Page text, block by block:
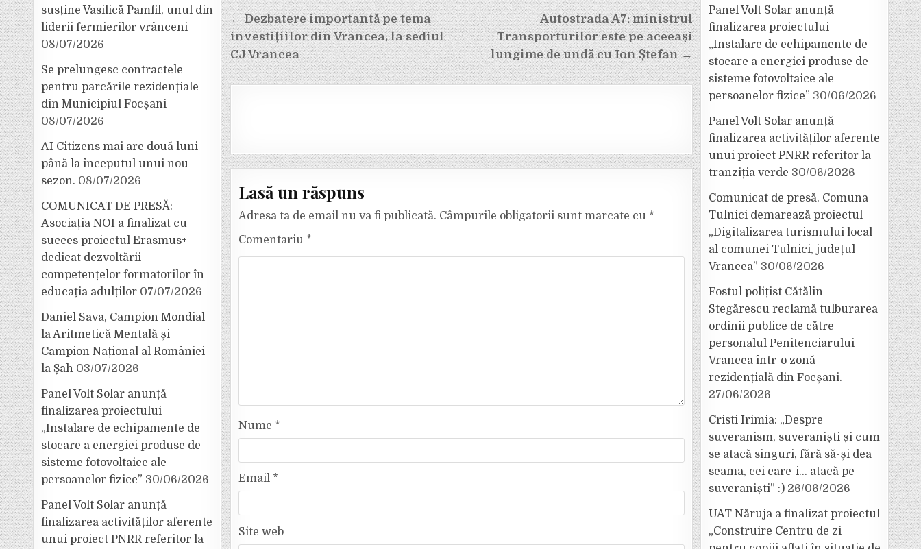
Navigare
în
articole
Autostrada A7: ministrul
Transporturilor este pe aceeași
lungime de undă cu Ion Ștefan →
← Dezbatere importantă pe tema
investițiilor din Vrancea, la sediul
CJ Vrancea
Lasă un răspuns
Adresa ta de email nu va fi publicată. Câmpurile obligatorii sunt marcate cu *
Comentariu *
Nume *
Email *
Site web
susține Vasilică Pamfil, unul din
liderii fermierilor vrânceni
08/07/2026
Se prelungesc contractele
pentru parcările rezidențiale
din Municipiul Focșani
08/07/2026
AI Citizens mai are două luni
până la începutul unui nou
sezon. 08/07/2026
COMUNICAT DE PRESĂ:
Asociația NOI a finalizat cu
succes proiectul Erasmus+
dedicat dezvoltării
competențelor formatorilor în
educația adulților 07/07/2026
Daniel Sava, Campion Mondial
la Aritmetică Mentală și
Campion Național al României
la Șah 03/07/2026
Panel Volt Solar anunță
finalizarea proiectului
„Instalare de echipamente de
stocare a energiei produse de
sisteme fotovoltaice ale
persoanelor fizice” 30/06/2026
Panel Volt Solar anunță
finalizarea activităților aferente
unui proiect PNRR referitor la
Panel Volt Solar anunță
finalizarea proiectului
„Instalare de echipamente de
stocare a energiei produse de
sisteme fotovoltaice ale
persoanelor fizice” 30/06/2026
Panel Volt Solar anunță
finalizarea activităților aferente
unui proiect PNRR referitor la
tranziția verde 30/06/2026
Comunicat de presă. Comuna
Tulnici demarează proiectul
„Digitalizarea turismului local
al comunei Tulnici, județul
Vrancea” 30/06/2026
Fostul polițist Cătălin
Stegărescu reclamă tulburarea
ordinii publice de către
personalul Penitenciarului
Vrancea într-o zonă
rezidențială din Focșani.
27/06/2026
Cristi Irimia: „Despre
suveranism, suveraniști și cum
se atacă singuri, fără să-și dea
seama, cei care-i… atacă pe
suveraniști” :) 26/06/2026
UAT Năruja a finalizat proiectul
„Construire Centru de zi